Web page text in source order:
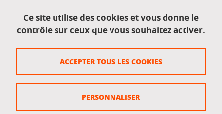
Données personnelles
Crédits
Gestion des cookies
Ce site utilise des cookies et vous donne le
contrôle sur ceux que vous souhaitez activer.
ACCEPTER TOUS LES COOKIES
PERSONNALISER